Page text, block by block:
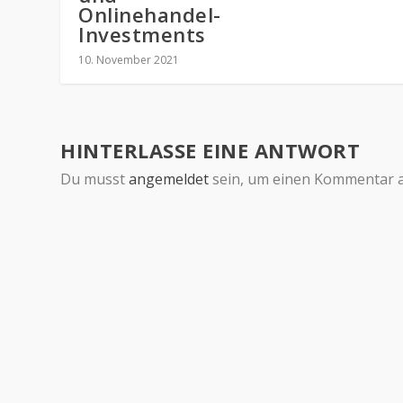
Onlinehandel-
Investments
10. November 2021
HINTERLASSE EINE ANTWORT
Du musstangemeldetsein, um einen Kommentar